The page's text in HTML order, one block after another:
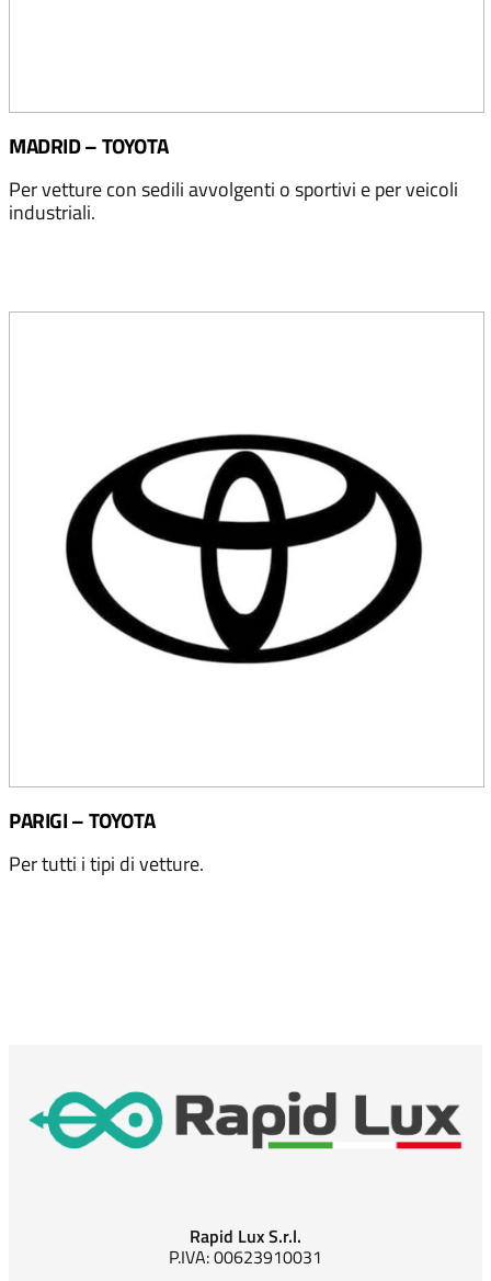
MADRID – TOYOTA
Per vetture con sedili avvolgenti o sportivi e per veicoli
industriali.
PARIGI – TOYOTA
Per tutti i tipi di vetture.
Rapid Lux S.r.l.
P.IVA: 00623910031